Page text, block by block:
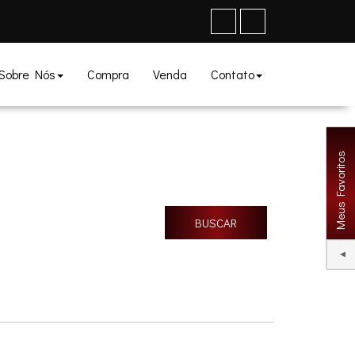
Nós Compra Venda Contato
BUSCAR Meus Favoritos